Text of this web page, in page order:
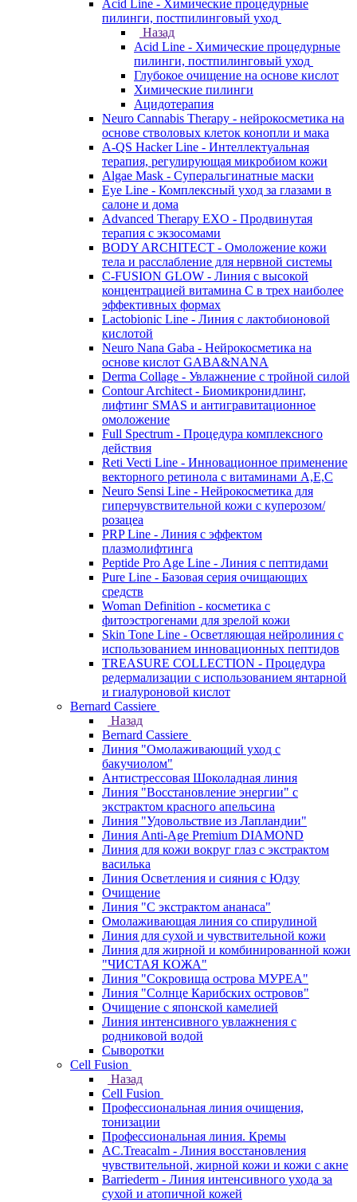
Acid Line - Химические процедурные
пилинги, постпилинговый уход
Назад
Acid Line - Химические процедурные
пилинги, постпилинговый уход
Глубокое очищение на основе кислот
Химические пилинги
Ацидотерапия
Neuro Cannabis Therapy - нейрокосметика на
основе стволовых клеток конопли и мака
A-QS Hacker Line - Интеллектуальная
терапия, регулирующая микробиом кожи
Algae Mask - Суперальгинатные маски
Eye Line - Комплексный уход за глазами в
салоне и дома
Advanced Therapy EXO - Продвинутая
терапия с экзосомами
BODY ARCHITECT - Омоложение кожи
тела и расслабление для нервной системы
C-FUSION GLOW - Линия с высокой
концентрацией витамина C в трех наиболее
эффективных формах
Lactobionic Line - Линия с лактобионовой
кислотой
Neuro Nana Gaba - Нейрокосметика на
основе кислот GABA&NANA
Derma Collage - Увлажнение с тройной силой
Contour Architect - Биомикронидлинг,
лифтинг SMAS и антигравитационное
омоложение
Full Spectrum - Процедура комплексного
действия
Reti Vecti Line - Инновационное применение
векторного ретинола с витаминами A,Е,С
Neuro Sensi Line - Нейрокосметика для
гиперчувствительной кожи с куперозом/
розацеа
PRP Line - Линия с эффектом
плазмолифтинга
Peptide Pro Age Line - Линия с пептидами
Pure Line - Базовая серия очищающих
средств
Woman Definition - косметика с
фитоэстрогенами для зрелой кожи
Skin Tone Line - Осветляющая нейролиния с
использованием инновационных пептидов
TREASURE COLLECTION - Процедура
редермализации с использованием янтарной
и гиалуроновой кислот
Bernard Cassiere
Назад
Bernard Cassiere
Линия "Омолаживающий уход с
бакучиолом"
Антистрессовая Шоколадная линия
Линия "Восстановление энергии" с
экстрактом красного апельсина
Линия "Удовольствие из Лапландии"
Линия Anti-Age Premium DIAMOND
Линия для кожи вокруг глаз с экстрактом
василька
Линия Осветления и сияния с Юдзу
Очищение
Линия "С экстрактом ананаса"
Омолаживающая линия со спирулиной
Линия для сухой и чувствительной кожи
Линия для жирной и комбинированной кожи
"ЧИСТАЯ КОЖА"
Линия "Сокровища острова МУРЕА"
Линия "Солнце Карибских островов"
Очищение с японской камелией
Линия интенсивного увлажнения с
родниковой водой
Сыворотки
Cell Fusion
Назад
Cell Fusion
Профессиональная линия очищения,
тонизации
Профессиональная линия. Кремы
AC.Treacalm - Линия восстановления
чувствительной, жирной кожи и кожи с акне
Barriederm - Линия интенсивного ухода за
сухой и атопичной кожей